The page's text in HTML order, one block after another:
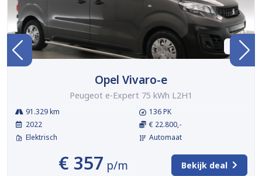
BTW
Opel Vivaro-e
Peugeot e-Expert 75 kWh L2H1
91.329 km
2022
Elektrisch
136 PK
€ 22.800,-
Automaat
€ 357 p/m Bekijk deal